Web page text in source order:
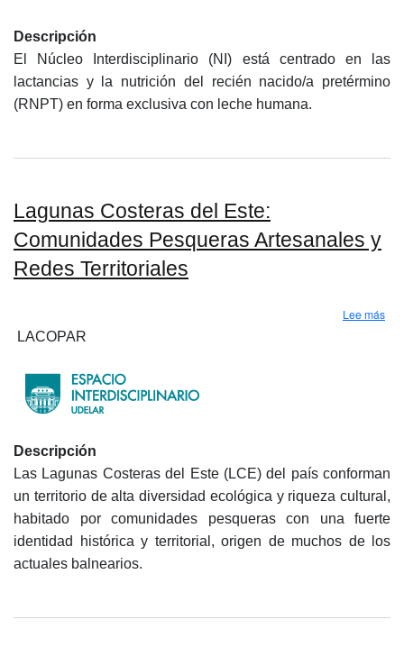
Descripción
El Núcleo Interdisciplinario (NI) está centrado en las
lactancias y la nutrición del recién nacido/a pretérmino
(RNPT) en forma exclusiva con leche humana.
Lagunas Costeras del Este:
Comunidades Pesqueras Artesanales y
Redes Territoriales
Lee más
LACOPAR
Descripción
Las Lagunas Costeras del Este (LCE) del país conforman
un territorio de alta diversidad ecológica y riqueza cultural,
habitado por comunidades pesqueras con una fuerte
identidad histórica y territorial, origen de muchos de los
actuales balnearios.